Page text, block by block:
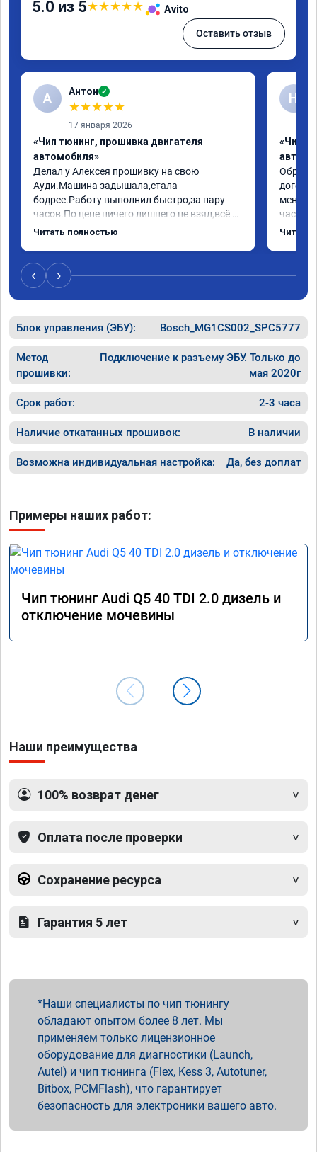
5.0 из 5★★★★★ Avito
Оставить отзыв
А Антон ✓
★★★★★
17 января 2026
«Чип тюнинг, прошивка двигателя
автомобиля»
Делал у Алексея прошивку на свою
Ауди.Машина задышала,стала
бодрее.Работу выполнил быстро,за пару
часов.По цене ничего лишнего не взял,всё
как договаривались заранее.После работы
случае поломки авто.Однозначно
рекомендую Алексея как грамотного
специалиста!
Читать полностью
Н
«Чип
меня
час
Арман
Читать
‹ ›
Блок управления (ЭБУ): Bosch_MG1CS002_SPC5777
Метод
прошивки:
Подключение к разъему ЭБУ. Только до
мая 2020г
Срок работ: 2-3 часа
Наличие откатанных прошивок: В наличии
Возможна индивидуальная настройка: Да, без доплат
Примеры наших работ:
Чип тюнинг Audi Q5 40 TDI 2.0 дизель и
отключение мочевины
Наши преимущества
100% возврат денег
Оплата после проверки
Сохранение ресурса
Гарантия 5 лет
Наши специалисты по чип тюнингу
обладают опытом более 8 лет. Мы
применяем только лицензионное
оборудование для диагностики (Launch,
Autel) и чип тюнинга (Flex, Kess 3, Autotuner,
Bitbox, PCMFlash), что гарантирует
безопасность для электроники вашего авто.